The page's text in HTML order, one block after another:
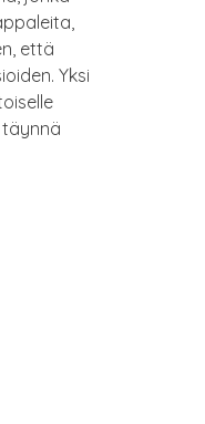
että
Yksi